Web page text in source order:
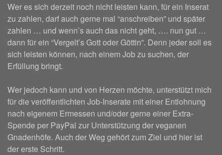
Wer es sich derzeit noch nicht leisten kann, für ein Inserat
zu zahlen, darf auch gerne mal “anschreiben” und später
zahlen … und wenn’s auch das nicht geht, …. nun gut …
dann für ein “Vergelt’s Gott oder Göttin”. Denn jeder soll es
sich leisten können, nach einem Job zu suchen, der
Erfüllung bringt.
Wer jedoch kann und von Herzen möchte, unterstützt mich
für die veröffentlichten Job-Inserate mit einer Entlohnung
nach eigenem Ermessen und/oder gerne einer Extra-
Spende per PayPal zur Unterstützung der veganen
Gnadenhöfe. Auch der Weg gehört zum Ziel und hier ist
der erste Schritt.